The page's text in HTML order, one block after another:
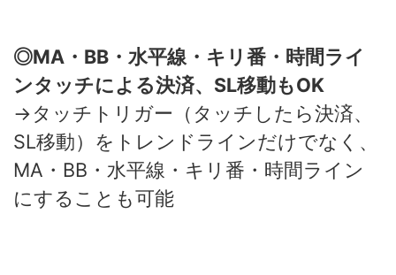
◎MA・BB・水平線・キリ番・時間ライ
ンタッチによる決済、SL移動もOK
→タッチトリガー（タッチしたら決済、
SL移動）をトレンドラインだけでなく、
MA・BB・水平線・キリ番・時間ライン
にすることも可能